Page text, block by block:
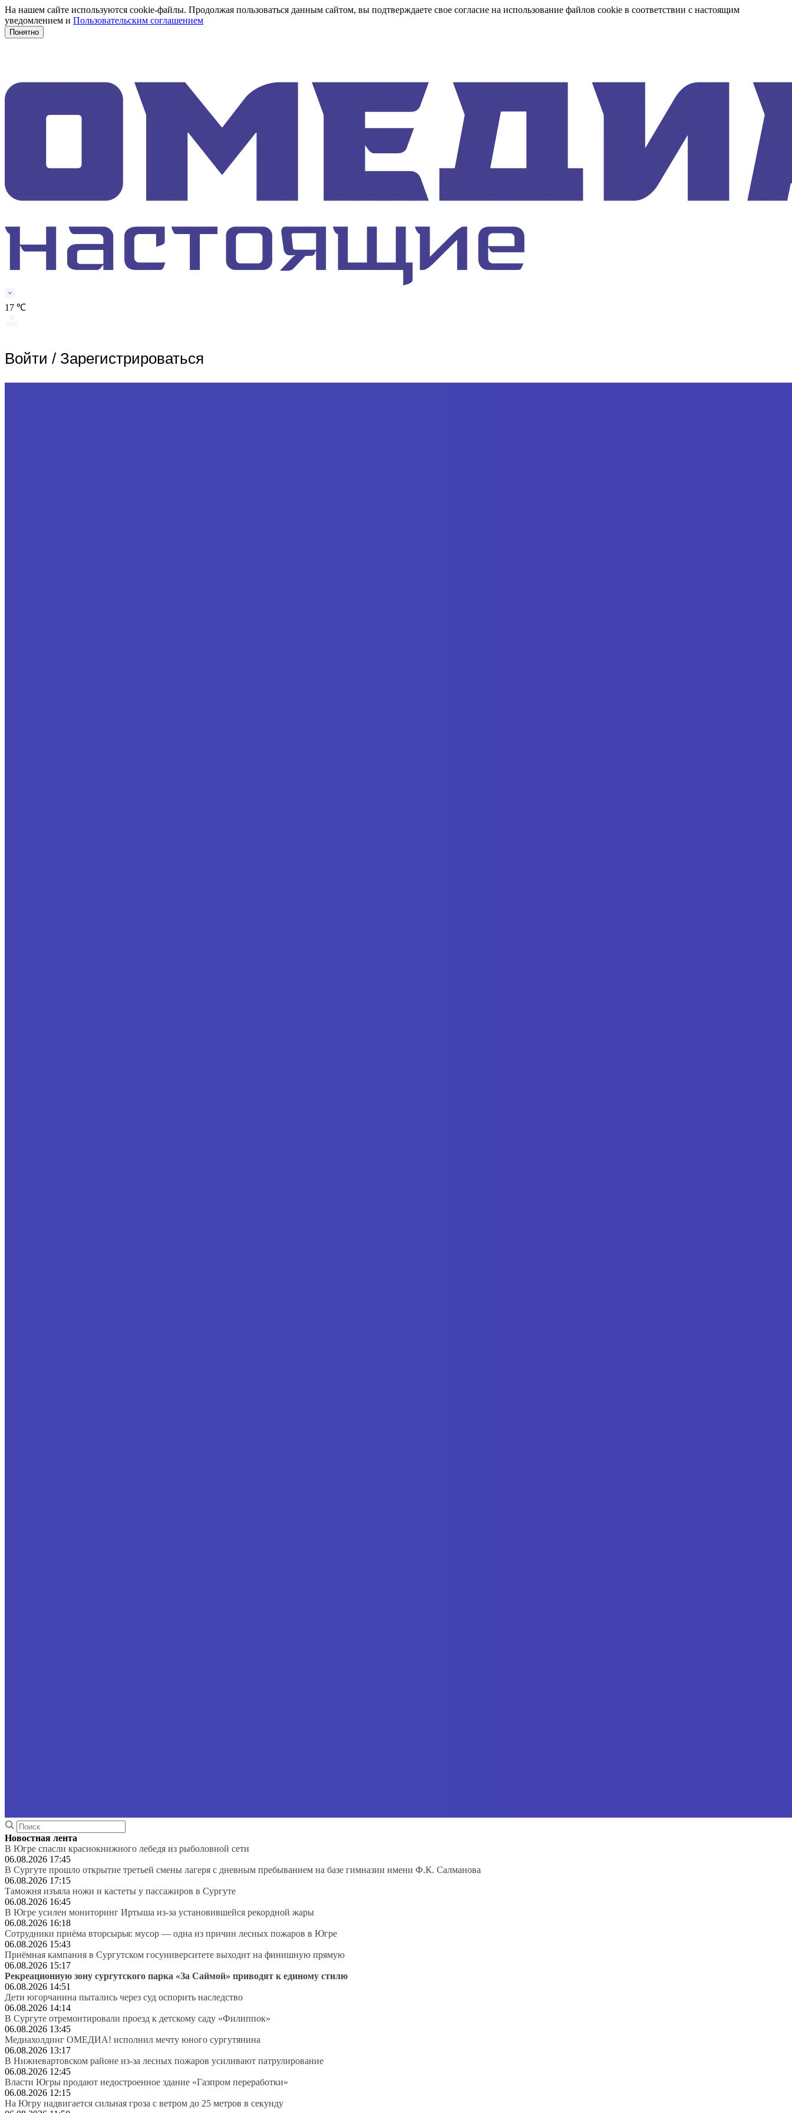
На нашем сайте используются cookie-файлы. Продолжая пользоваться данным сайтом, вы подтверждаете свое согласие на использование файлов cookie в соответствии с настоящим
уведомлением и Пользовательским соглашением
Понятно
17 ℃
Войти / Зарегистрироваться
Новостная лента
В Югре спасли краснокнижного лебедя из рыболовной сети
06.08.2026 17:45
В Сургуте прошло открытие третьей смены лагеря с дневным пребыванием на базе гимназии имени Ф.К. Салманова
06.08.2026 17:15
Таможня изъяла ножи и кастеты у пассажиров в Сургуте
06.08.2026 16:45
В Югре усилен мониторинг Иртыша из-за установившейся рекордной жары
06.08.2026 16:18
Сотрудники приёма вторсырья: мусор — одна из причин лесных пожаров в Югре
06.08.2026 15:43
Приёмная кампания в Сургутском госуниверситете выходит на финишную прямую
06.08.2026 15:17
Рекреационную зону сургутского парка «За Саймой» приводят к единому стилю
06.08.2026 14:51
Дети югорчанина пытались через суд оспорить наследство
06.08.2026 14:14
В Сургуте отремонтировали проезд к детскому саду «Филиппок»
06.08.2026 13:45
Медиахолдинг ОМЕДИА! исполнил мечту юного сургутянина
06.08.2026 13:17
В Нижневартовском районе из-за лесных пожаров усиливают патрулирование
06.08.2026 12:45
Власти Югры продают недостроенное здание «Газпром переработки»
06.08.2026 12:15
На Югру надвигается сильная гроза с ветром до 25 метров в секунду